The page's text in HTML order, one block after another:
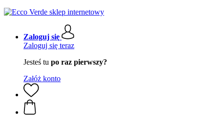
Zaloguj się
Zaloguj się teraz
Jesteś tu po raz pierwszy?
Załóż konto